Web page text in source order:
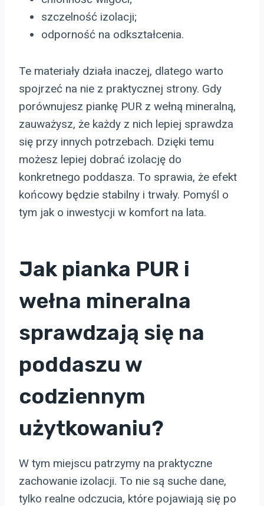
szczelność izolacji;
odporność na odkształcenia.
Te materiały działa inaczej, dlatego warto
spojrzeć na nie z praktycznej strony. Gdy
porównujesz piankę PUR z wełną mineralną,
zauważysz, że każdy z nich lepiej sprawdza
się przy innych potrzebach. Dzięki temu
możesz lepiej dobrać izolację do
konkretnego poddasza. To sprawia, że efekt
końcowy będzie stabilny i trwały. Pomyśl o
tym jak o inwestycji w komfort na lata.
Jak pianka PUR i
wełna mineralna
sprawdzają się na
poddaszu w
codziennym
użytkowaniu?
W tym miejscu patrzymy na praktyczne
zachowanie izolacji. To nie są suche dane,
tylko realne odczucia, które pojawiają się po